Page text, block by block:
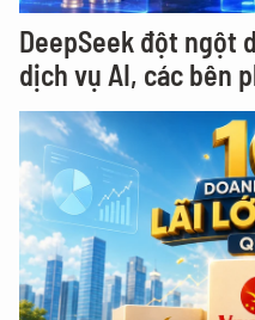
DeepSeek đột ngột
dịch vụ AI, các bên